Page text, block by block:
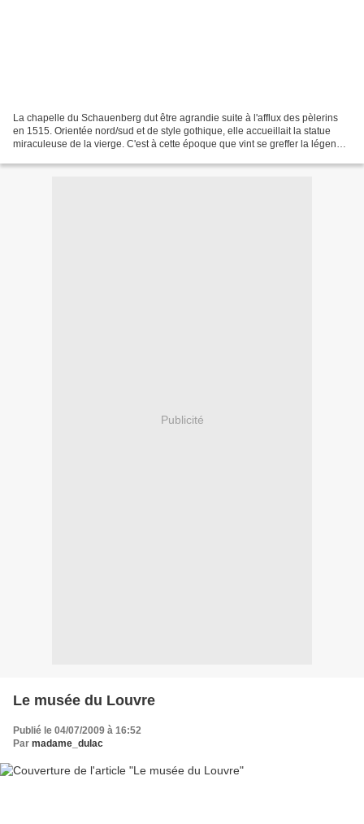
La chapelle du Schauenberg dut être agrandie suite à l'afflux des pèlerins
en 1515. Orientée nord/sud et de style gothique, elle accueillait la statue
miraculeuse de la vierge. C'est à cette époque que vint se greffer la légende
Publicité
Le musée du Louvre
Publié le 04/07/2009 à 16:52
Par madame_dulac